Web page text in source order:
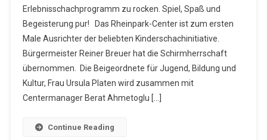
Erlebnisschachprogramm zu rocken. Spiel, Spaß und
Begeisterung pur! Das Rheinpark-Center ist zum ersten
Male Ausrichter der beliebten Kinderschachinitiative.
Bürgermeister Reiner Breuer hat die Schirmherrschaft
übernommen. Die Beigeordnete für Jugend, Bildung und
Kultur, Frau Ursula Platen wird zusammen mit
Centermanager Berat Ahmetoglu […]
Continue Reading